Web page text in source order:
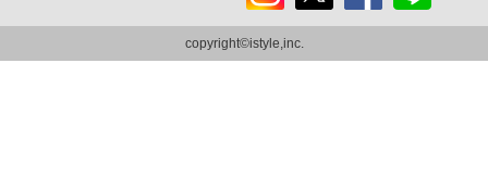
ram
copyright©istyle,inc.